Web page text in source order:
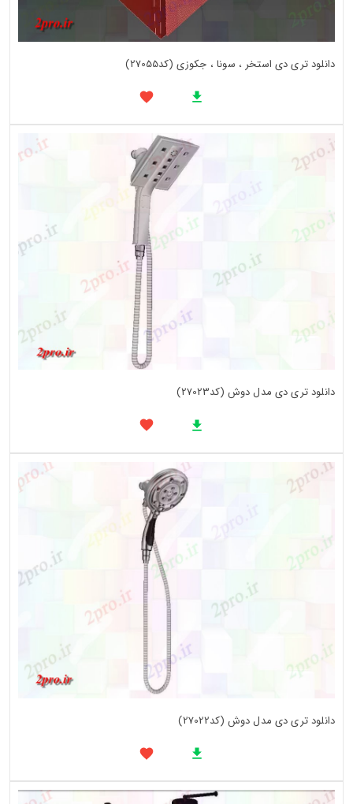
دانلود تری دی استخر ، سونا ، جکوزی (کد27055)
دانلود تری دی مدل دوش (کد27023)
دانلود تری دی مدل دوش (کد27022)